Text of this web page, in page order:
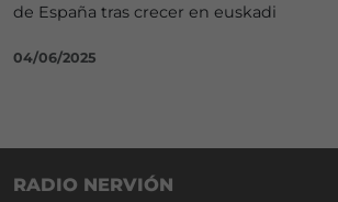
de España tras crecer en euskadi
04/06/2025
RADIO NERVIÓN